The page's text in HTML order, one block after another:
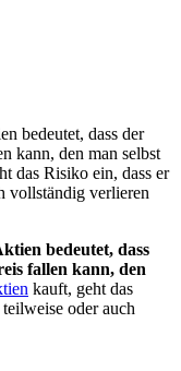
bedeutet, dass der
kann, den man selbst
das Risiko ein, dass er
vollständig verlieren
bedeutet, dass
fallen kann, den
kauft, geht das
oder auch